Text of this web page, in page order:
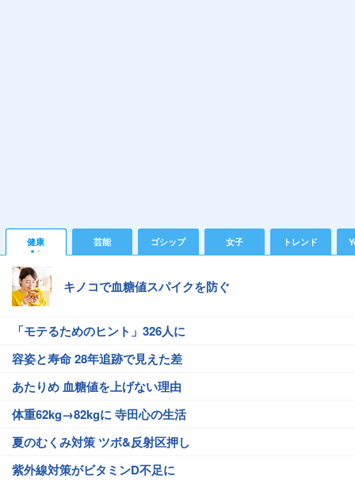
健康 芸能 ゴシップ 女子 トレンド
キノコで血糖値スパイクを防ぐ
「モテるためのヒント」326人に
容姿と寿命 28年追跡で見えた差
あたりめ 血糖値を上げない理由
体重62kg→82kgに 寺田心の生活
夏のむくみ対策 ツボ&反射区押し
紫外線対策がビタミンD不足に